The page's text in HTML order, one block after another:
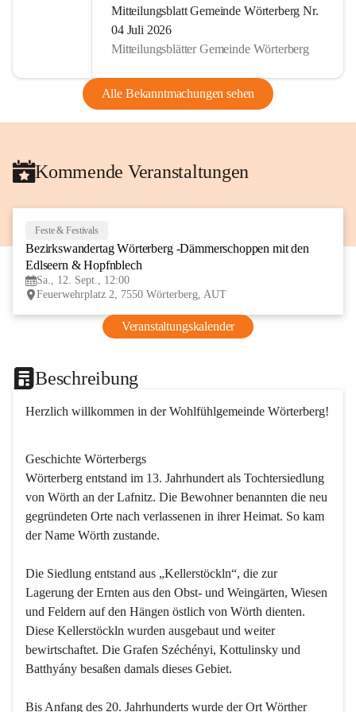
Mitteilungsblatt Gemeinde Wörterberg Nr.
04 Juli 2026
Mitteilungsblätter Gemeinde Wörterberg
Alle Bekanntmachungen sehen
Kommende Veranstaltungen
Feste & Festivals
Bezirkswandertag Wörterberg -Dämmerschoppen mit den
Edlseern & Hopfnblech
Sa., 12. Sept., 12:00
Feuerwehrplatz 2, 7550 Wörterberg, AUT
Veranstaltungskalender
Beschreibung
Herzlich willkommen in der Wohlfühlgemeinde Wörterberg!
Geschichte Wörterbergs
Wörterberg entstand im 13. Jahrhundert als Tochtersiedlung
von Wörth an der Lafnitz. Die Bewohner benannten die neu
gegründeten Orte nach verlassenen in ihrer Heimat. So kam
der Name Wörth zustande.
Die Siedlung entstand aus „Kellerstöckln“, die zur
Lagerung der Ernten aus den Obst- und Weingärten, Wiesen
und Feldern auf den Hängen östlich von Wörth dienten.
Diese Kellerstöckln wurden ausgebaut und weiter
bewirtschaftet. Die Grafen Széchényi, Kottulinsky und
Batthyány besaßen damals dieses Gebiet.
Bis Anfang des 20. Jahrhunderts wurde der Ort Wörther